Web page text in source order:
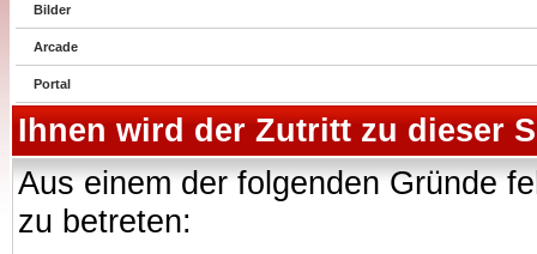
Bilder
Arcade
Portal
Ihnen wird der Zutritt zu dieser
Aus einem der folgenden Gründe
zu betreten: